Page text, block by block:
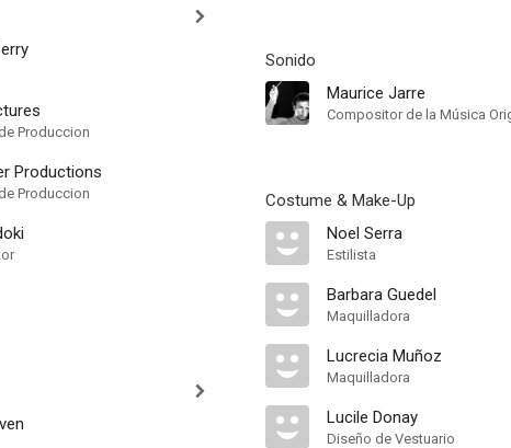
Produccion
Productions
Produccion
Sonido
Maurice Jarre
Compositor de la Música
Costume & Make-Up
Noel Serra
Estilista
Barbara Guedel
Maquilladora
Lucrecia Muñoz
Maquilladora
Lucile Donay
Diseño de Vestuario